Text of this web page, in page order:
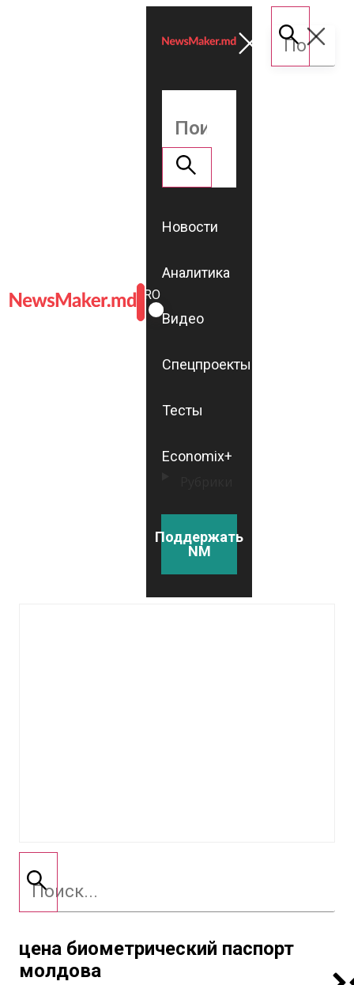
ROMÂNĂ
RU
Новости
Аналитика
Видео
Спецпроекты
Тесты
Economix+
Поддержать
NM
цена биометрический паспорт
молдова